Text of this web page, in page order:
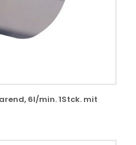
6l/min. 1Stck. mit